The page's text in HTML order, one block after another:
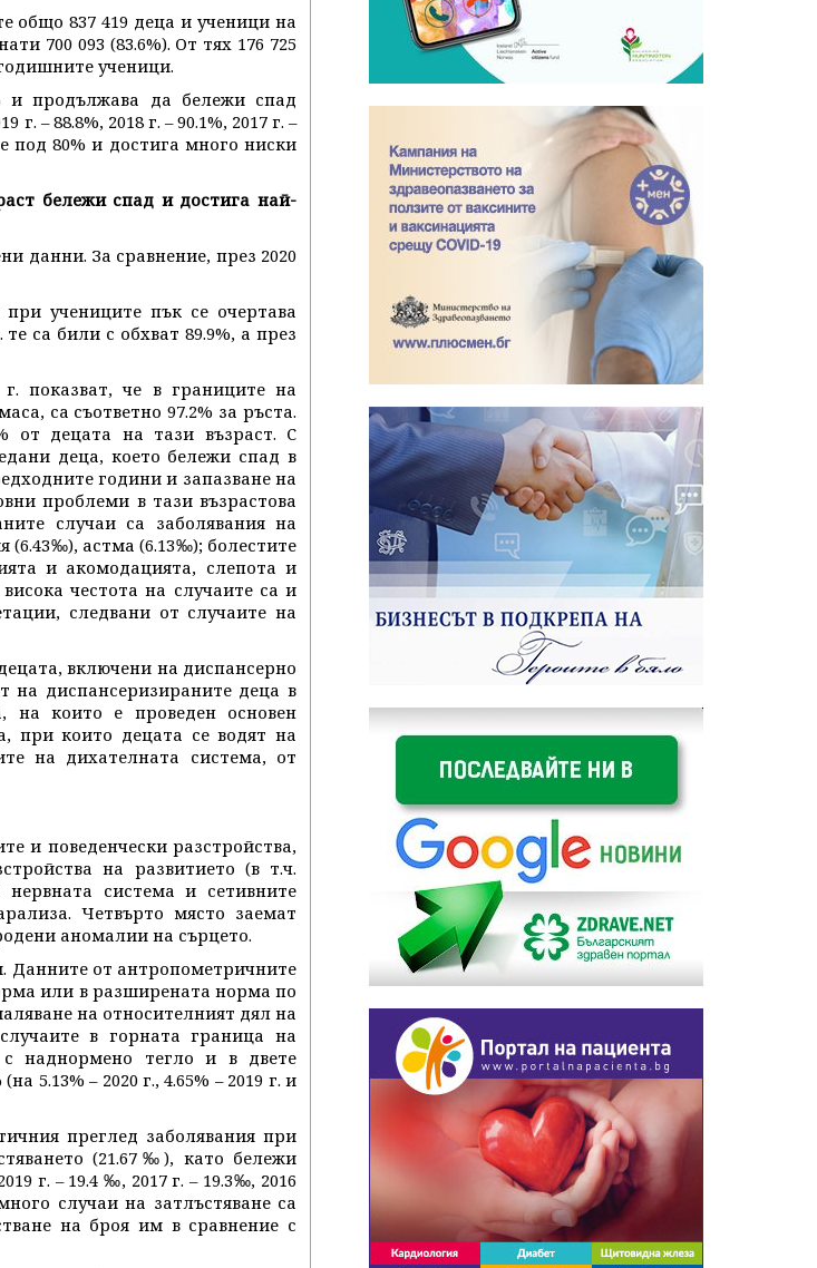
общо 837 419 деца и ученици на
700 093 (83.6%). От тях 176 725
годишните ученици.
и продължава да бележи спад
– 88.8%, 2018 г. – 90.1%, 2017 г. –
е под 80% и достига много ниски
бележи спад и достига най-
данни. За сравнение, през 2020
учениците пък се очертава
са били с обхват 89.9%, а през
показват, че в границите на
са съответно 97.2% за ръста.
от децата на тази възраст. С
деца, което бележи спад в
години и запазване на
проблеми в тази възрастова
случаи са заболявания на
(6.43‰), астма (6.13‰); болестите
и акомодацията, слепота и
честота на случаите са и
следвани от случаите на
включени на диспансерно
на диспансеризираните деца в
на които е проведен основен
при които децата се водят на
на дихателната система, от
и поведенчески разстройства,
на развитието (в т.ч.
система и сетивните
Четвърто място заемат
аномалии на сърцето.
Данните от антропометричните
или в разширената норма по
на относителният дял на
в горната граница на
наднормено тегло и в двете
5.13% – 2020 г., 4.65% – 2019 г. и
преглед заболявания при
(21.67‰), като бележи
г. – 19.4 ‰, 2017 г. – 19.3‰, 2016
случаи на затлъстяване са
на броя им в сравнение с